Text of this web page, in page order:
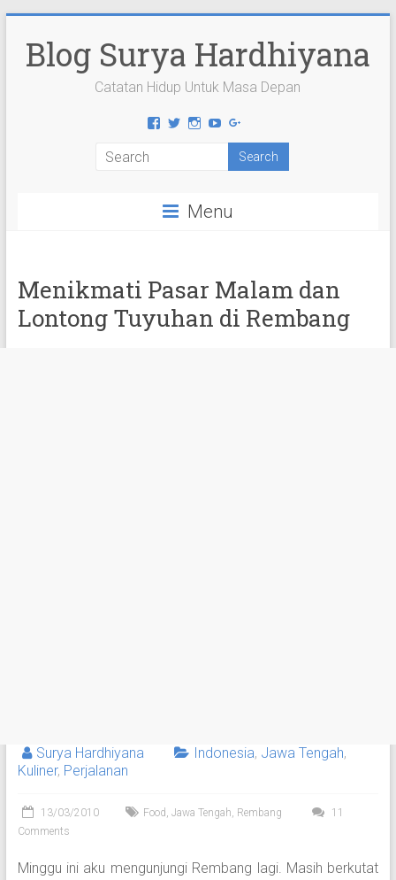
content
Blog Surya Hardhiyana
Catatan Hidup Untuk Masa Depan
ViewViewViewView
profileprofile
on
Menu
Menikmati Pasar Malam dan
Lontong Tuyuhan di Rembang
Surya Hardhiyana Indonesia, Jawa Tengah,
Kuliner, Perjalanan
13/03/2010 Food , Jawa Tengah, Rembang
11
Comments
Minggu ini aku mengunjungi Rembang lagi. Masih berkutat